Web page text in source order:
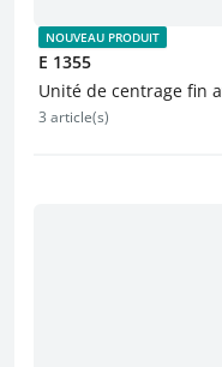
NOUVEAU PRODUIT
E 1355
Unité de centrage fin
3 article(s)